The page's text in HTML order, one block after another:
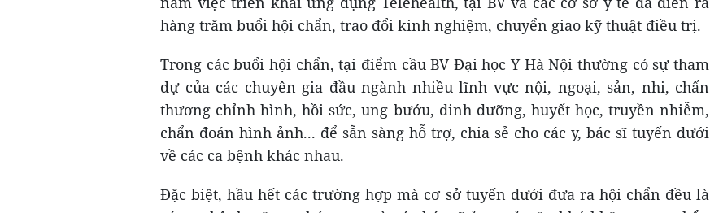
hàng trăm buổi hội chẩn, trao đổi kinh nghiệm, chuyển giao kỹ thuật điều trị.
Trong các buổi hội chẩn, tại điểm cầu BV Đại học Y Hà Nội thường có sự tham
dự của các chuyên gia đầu ngành nhiều lĩnh vực nội, ngoại, sản, nhi, chấn
thương chỉnh hình, hồi sức, ung bướu, dinh dưỡng, huyết học, truyền nhiễm,
chẩn đoán hình ảnh... để sẵn sàng hỗ trợ, chia sẻ cho các y, bác sĩ tuyến dưới
về các ca bệnh khác nhau.
Đặc biệt, hầu hết các trường hợp mà cơ sở tuyến dưới đưa ra hội chẩn đều là